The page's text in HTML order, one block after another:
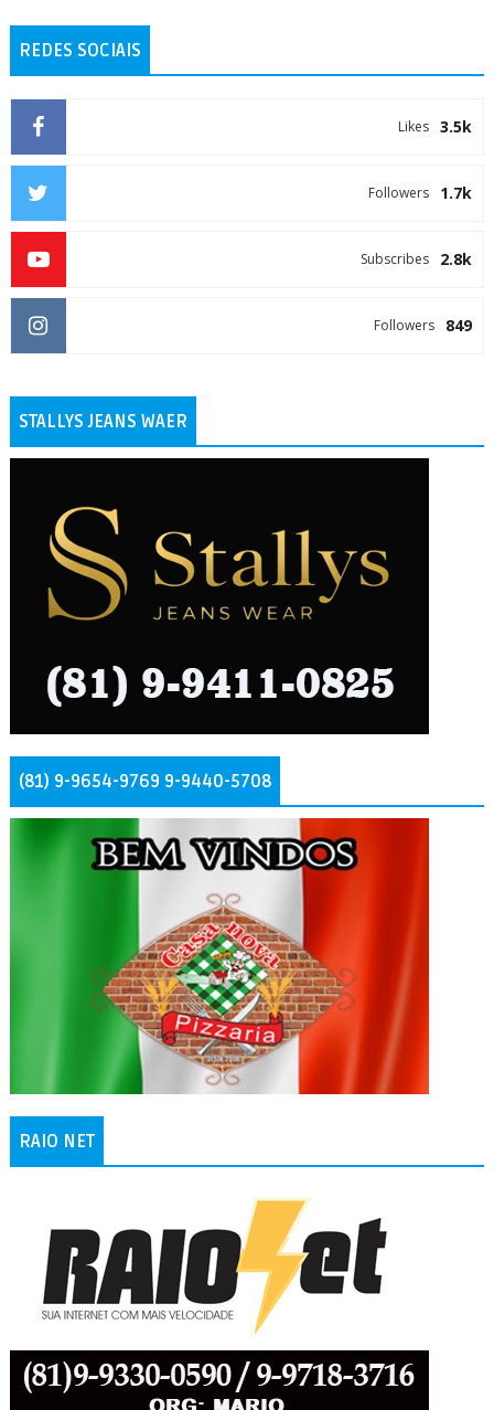
REDES SOCIAIS
3.5k
Likes
1.7k
Followers
2.8k
Subscribes
849
Followers
STALLYS JEANS WAER
(81) 9-9654-9769 9-9440-5708
RAIO NET